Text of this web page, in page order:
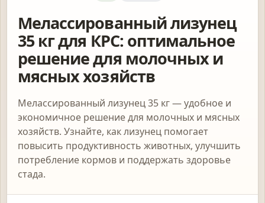
Мелассированный лизунец
35 кг для КРС: оптимальное
решение для молочных и
мясных хозяйств
Мелассированный лизунец 35 кг — удобное и
экономичное решение для молочных и мясных
хозяйств. Узнайте, как лизунец помогает
повысить продуктивность животных, улучшить
потребление кормов и поддержать здоровье
стада.